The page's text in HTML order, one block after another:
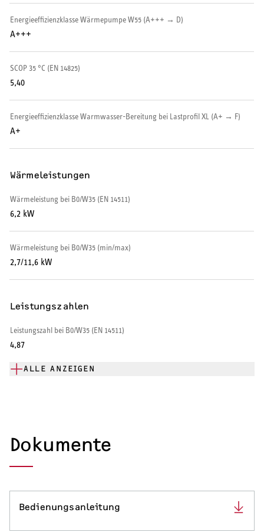
Lüftungsanlagen
Serviceleistungen
Energieeffizienzklasse Wärmepumpe W55 (A+++ → D)
A+++
SCOP 35 °C (EN 14825)
5,40
Energieeffizienzklasse Warmwasser-Bereitung bei Lastprofil XL (A+ → F)
A+
Wärmeleistungen
Wärmeleistung bei B0/W35 (EN 14511)
6,2 kW
Wärmeleistung bei B0/W35 (min/max)
2,7/11,6 kW
Leistungszahlen
Leistungszahl bei B0/W35 (EN 14511)
4,87
ALLE ANZEIGEN
Dokumente
Bedienungsanleitung